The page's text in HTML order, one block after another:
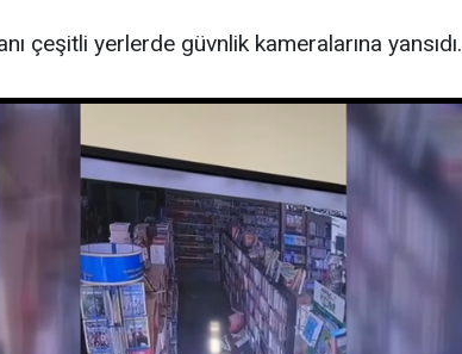
çeşitli yerlerde güvnlik kameralarına yansıdı.